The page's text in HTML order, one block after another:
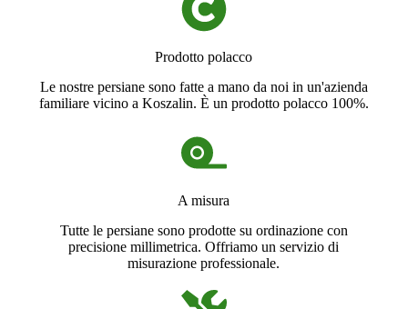
Prodotto polacco
Le nostre persiane sono fatte a mano da noi in un'azienda
familiare vicino a Koszalin. È un prodotto polacco 100%.
A misura
Tutte le persiane sono prodotte su ordinazione con
precisione millimetrica. Offriamo un servizio di
misurazione professionale.